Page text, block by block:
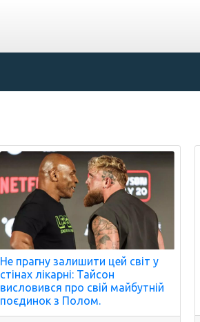
Не прагну залишити цей світ у
стінах лікарні: Тайсон
висловився про свій майбутній
поєдинок з Полом.